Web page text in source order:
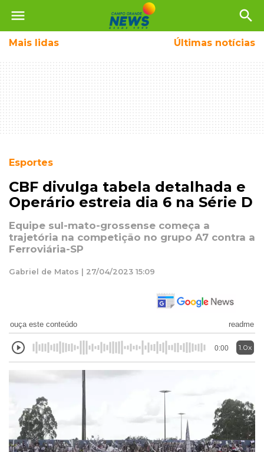
menu search
Mais lidas Últimas notícias
Esportes
CBF divulga tabela detalhada e
Operário estreia dia 6 na Série D
Equipe sul-mato-grossense começa a
trajetória na competição no grupo A7 contra a
Ferroviária-SP
Gabriel de Matos | 27/04/2023 15:09
ouça este conteúdo readme
0:00 1.0x